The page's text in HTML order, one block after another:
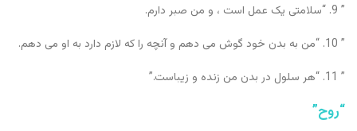
” 9. “سلامتی یک عمل است ، و من صبر دارم.
” 10. “من به بدن خود گوش می دهم و آنچه را که لازم دارد به او می دهم.
” 11. “هر سلول در بدن من زنده و زیباست.”
“روح”